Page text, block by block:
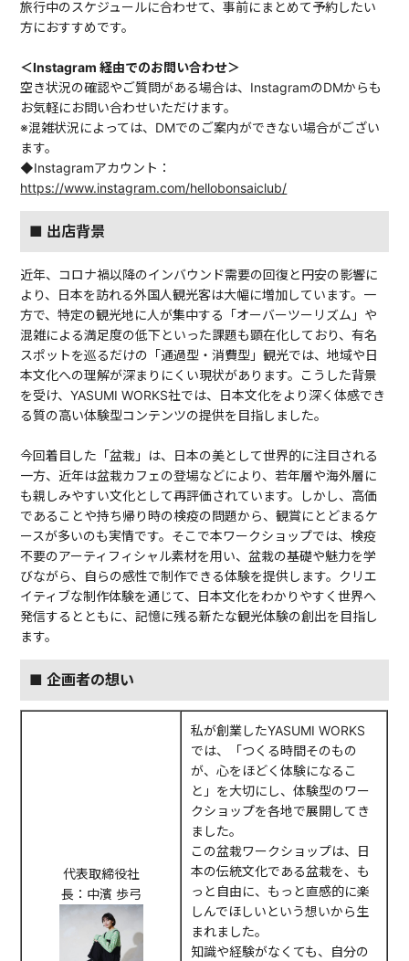
旅行中のスケジュールに合わせて、事前にまとめて予約したい
方におすすめです。
＜Instagram 経由でのお問い合わせ＞
空き状況の確認やご質問がある場合は、InstagramのDMからも
お気軽にお問い合わせいただけます。
※混雑状況によっては、DMでのご案内ができない場合がござい
ます。
◆Instagramアカウント：
https://www.instagram.com/hellobonsaiclub/
■ 出店背景
近年、コロナ禍以降のインバウンド需要の回復と円安の影響に
より、日本を訪れる外国人観光客は大幅に増加しています。一
方で、特定の観光地に人が集中する「オーバーツーリズム」や
混雑による満足度の低下といった課題も顕在化しており、有名
スポットを巡るだけの「通過型・消費型」観光では、地域や日
本文化への理解が深まりにくい現状があります。こうした背景
を受け、YASUMI WORKS社では、日本文化をより深く体感でき
る質の高い体験型コンテンツの提供を目指しました。
今回着目した「盆栽」は、日本の美として世界的に注目される
一方、近年は盆栽カフェの登場などにより、若年層や海外層に
も親しみやすい文化として再評価されています。しかし、高価
であることや持ち帰り時の検疫の問題から、観賞にとどまるケ
ースが多いのも実情です。そこで本ワークショップでは、検疫
不要のアーティフィシャル素材を用い、盆栽の基礎や魅力を学
びながら、自らの感性で制作できる体験を提供します。クリエ
イティブな制作体験を通じて、日本文化をわかりやすく世界へ
発信するとともに、記憶に残る新たな観光体験の創出を目指し
ます。
■ 企画者の想い
代表取締役社
長：中濱 歩弓
私が創業したYASUMI WORKS
では、「つくる時間そのもの
が、心をほどく体験になるこ
と」を大切にし、体験型のワー
クショップを各地で展開してき
ました。
この盆栽ワークショップは、日
本の伝統文化である盆栽を、も
っと自由に、もっと直感的に楽
しんでほしいという想いから生
まれました。
知識や経験がなくても、自分の